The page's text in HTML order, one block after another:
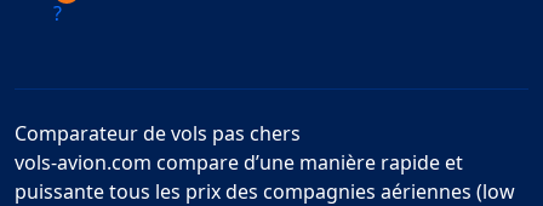
?
Comparateur de vols pas chers
vols-avion.com compare d’une manière rapide et
puissante tous les prix des compagnies aériennes (low